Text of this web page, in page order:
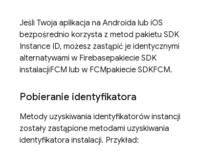
Jeśli Twoja aplikacja na Androida lub iOS
bezpośrednio korzysta z metod pakietu SDK
Instance ID, możesz zastąpić je identycznymi
alternatywami w Firebasepakiecie SDK
instalacjiFCM lub w FCMpakiecie SDKFCM.
Pobieranie identyfikatora
Metody uzyskiwania identyfikatorów instancji
zostały zastąpione metodami uzyskiwania
identyfikatora instalacji. Przykład: